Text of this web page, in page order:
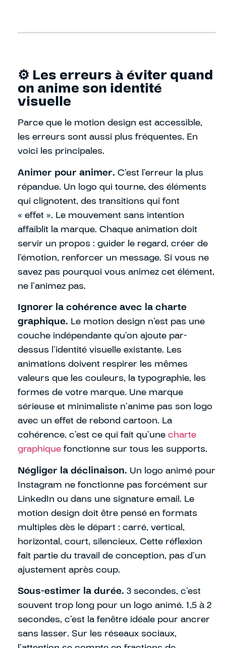
⚙️ Les erreurs à éviter quand
on anime son identité
visuelle
Parce que le motion design est accessible,
les erreurs sont aussi plus fréquentes. En
voici les principales.
Animer pour animer. C’est l’erreur la plus
répandue. Un logo qui tourne, des éléments
qui clignotent, des transitions qui font
« effet ». Le mouvement sans intention
affaiblit la marque. Chaque animation doit
servir un propos : guider le regard, créer de
l’émotion, renforcer un message. Si vous ne
savez pas pourquoi vous animez cet élément,
ne l’animez pas.
Ignorer la cohérence avec la charte
graphique. Le motion design n’est pas une
couche indépendante qu’on ajoute par-
dessus l’identité visuelle existante. Les
animations doivent respirer les mêmes
valeurs que les couleurs, la typographie, les
formes de votre marque. Une marque
sérieuse et minimaliste n’anime pas son logo
avec un effet de rebond cartoon. La
cohérence, c’est ce qui fait qu’unecharte
graphiquefonctionne sur tous les supports.
Négliger la déclinaison. Un logo animé pour
Instagram ne fonctionne pas forcément sur
LinkedIn ou dans une signature email. Le
motion design doit être pensé en formats
multiples dès le départ : carré, vertical,
horizontal, court, silencieux. Cette réflexion
fait partie du travail de conception, pas d’un
ajustement après coup.
Sous-estimer la durée. 3 secondes, c’est
souvent trop long pour un logo animé. 1,5 à 2
secondes, c’est la fenêtre idéale pour ancrer
sans lasser. Sur les réseaux sociaux,